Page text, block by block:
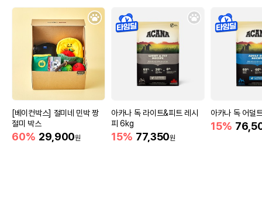
[베이컨박스] 절미네 민박 짱
절미 박스
60% 29,900원
아카나 독 라이트&피트 레시
피 6kg
15% 77,350원
아카나 독 어덜
15%